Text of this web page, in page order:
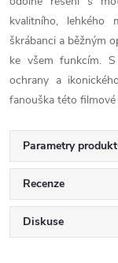
kvalitního, lehkého
škrábanci a běžným
ke všem funkcím.
ochrany a
fanouška této filmové
Parametry
Recenze
Diskuse